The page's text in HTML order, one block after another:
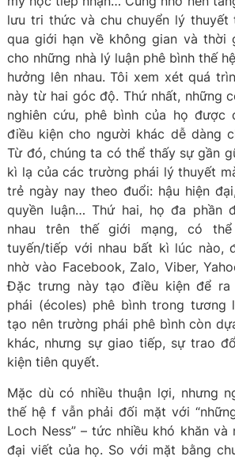
lưu tri thức và chu chuyển lý
qua giới hạn về không gian và thời
cho những nhà lý luận phê bình thế
hưởng lên nhau. Tôi xem xét quá
này từ hai góc độ. Thứ nhất, những
nghiên cứu, phê bình của họ được
điều kiện cho người khác dễ dàng
Từ đó, chúng ta có thể thấy sự gần
kì lạ của các trường phái lý thuyết
trẻ ngày nay theo đuổi: hậu hiện
quyền luận… Thứ hai, họ đa phần
nhau trên thế giới mạng, có
tuyến/tiếp với nhau bất kì lúc nào,
nhờ vào Facebook, Zalo, Viber,
Đặc trưng này tạo điều kiện để ra
phái (écoles) phê bình trong tương
tạo nên trường phái phê bình còn
khác, nhưng sự giao tiếp, sự trao
kiện tiên quyết.
Mặc dù có nhiều thuận lợi, nhưng
thế hệ f vẫn phải đối mặt với
Loch Ness” – tức nhiều khó khăn
đại viết của họ. So với mặt bằng